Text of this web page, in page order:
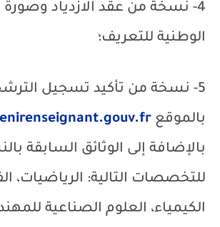
4- نسخة من عقد الازدياد
الوطنية للتعريف؛
5- نسخة من تأكيد تسجيل
بالموقع
بالإضافة إلى الوثائق السابقة
للتخصصات التالية: الرياضيات،
الكيمياء، العلوم الصناعية